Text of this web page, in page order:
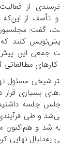
از
تأسف از این‌که
گفت:
کنند
جمعی این
مطالعاتی آن
شیخی مسئول
جلسه
و طی
شد و
نهایی